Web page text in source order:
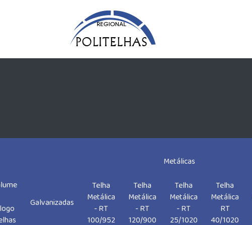
Metálicas
Galvanizadas
Telha
Metálica
- RT
100/952
Telha
Metálica
- RT
120/900
Telha
Metálica
- RT
25/1020
Telha
Metálica
RT
40/1020
de telhas
metalicas
sanduiche
de telhas
zipadas
auto
brocante
aço inox
auto
brocante
de telha